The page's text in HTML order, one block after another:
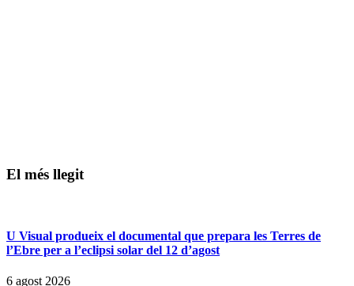
El més llegit
U Visual produeix el documental que prepara les Terres de
l’Ebre per a l’eclipsi solar del 12 d’agost
6 agost 2026